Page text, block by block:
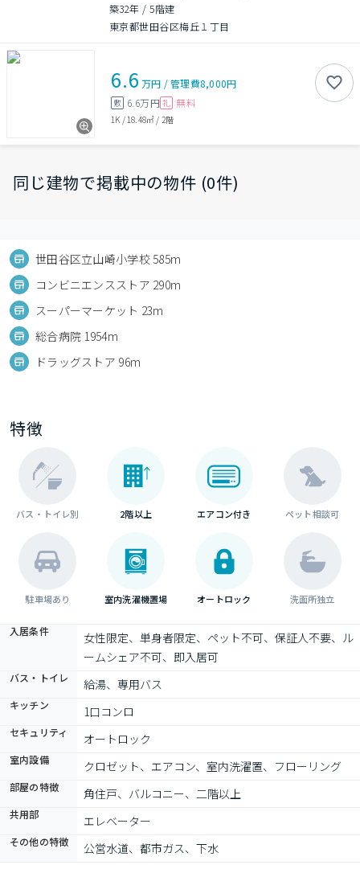
築32年 /5階建
東京都世田谷区梅丘１丁目
6.6 万円 /管理費8,000円
敷 6.6万円 礼 無料
1K / 18.48㎡ / 2階
同じ建物で掲載中の物件 (0件)
世田谷区立山崎小学校 585m
コンビニエンスストア 290m
スーパーマーケット 23m
総合病院 1954m
ドラッグストア 96m
特徴
バス・トイレ別 2階以上 エアコン付き ペット相談可
駐車場あり 室内洗濯機置場 オートロック 洗面所独立
入居条件
女性限定、単身者限定、ペット不可、保証人不要、ル
ームシェア不可、即入居可
バス・トイレ 給湯、専用バス
キッチン 1口コンロ
セキュリティ オートロック
室内設備 クロゼット、エアコン、室内洗濯置、フローリング
部屋の特徴 角住戸、バルコニー、二階以上
共用部 エレベーター
その他の特徴 公営水道、都市ガス、下水